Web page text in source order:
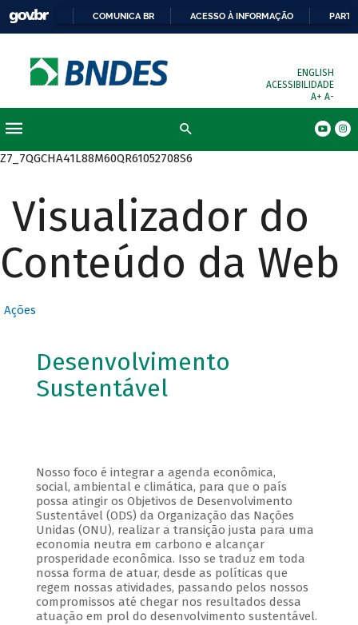
COMUNICA BR ACESSO À INFORMAÇÃO
ENGLISH
ACESSIBILIDADE
A+ A-
Z7_7QGCHA41L88M60QR61052708S6
Visualizador do
Conteúdo da Web
Ações
Desenvolvimento
Sustentável
Nosso foco é integrar a agenda econômica,
social, ambiental e climática, para que o país
possa atingir os Objetivos de Desenvolvimento
Sustentável (ODS) da Organização das Nações
Unidas (ONU), realizar a transição justa para uma
economia neutra em carbono e alcançar
prosperidade econômica. Isso se traduz em toda
nossa forma de atuar, desde as políticas que
regem nossas atividades, passando pelos nossos
compromissos até chegar nos resultados dessa
atuação em prol do desenvolvimento sustentável.